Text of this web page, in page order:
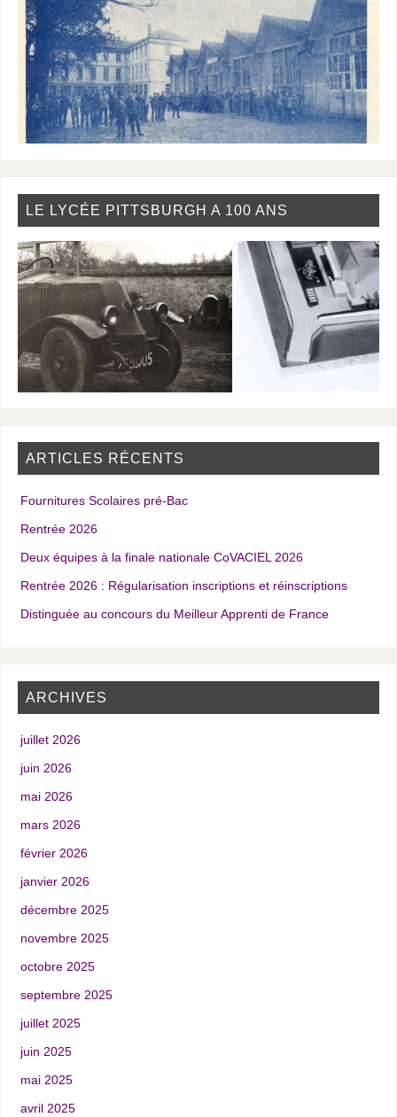
LE LYCÉE PITTSBURGH A 100 ANS
ARTICLES RÉCENTS
Fournitures Scolaires pré-Bac
Rentrée 2026
Deux équipes à la finale nationale CoVACIEL 2026
Rentrée 2026 : Régularisation inscriptions et réinscriptions
Distinguée au concours du Meilleur Apprenti de France
ARCHIVES
juillet 2026
juin 2026
mai 2026
mars 2026
février 2026
janvier 2026
décembre 2025
novembre 2025
octobre 2025
septembre 2025
juillet 2025
juin 2025
mai 2025
avril 2025